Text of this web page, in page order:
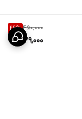
450,000
26%
329,000